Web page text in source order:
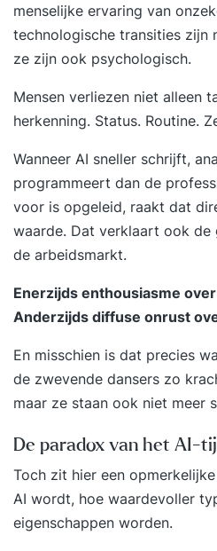
menselijke ervaring van
technologische transities zijn
ze zijn ook psychologisch.
Mensen verliezen niet alleen
herkenning. Status. Routine.
Wanneer AI sneller schrijft,
programmeert dan de
voor is opgeleid, raakt dat
waarde. Dat verklaart ook de
de arbeidsmarkt.
Enerzijds enthousiasme
Anderzijds diffuse onrust
En misschien is dat precies
de zwevende dansers zo
maar ze staan ook niet meer
De paradox van het AI-
Toch zit hier een
AI wordt, hoe waardevoller
eigenschappen worden.